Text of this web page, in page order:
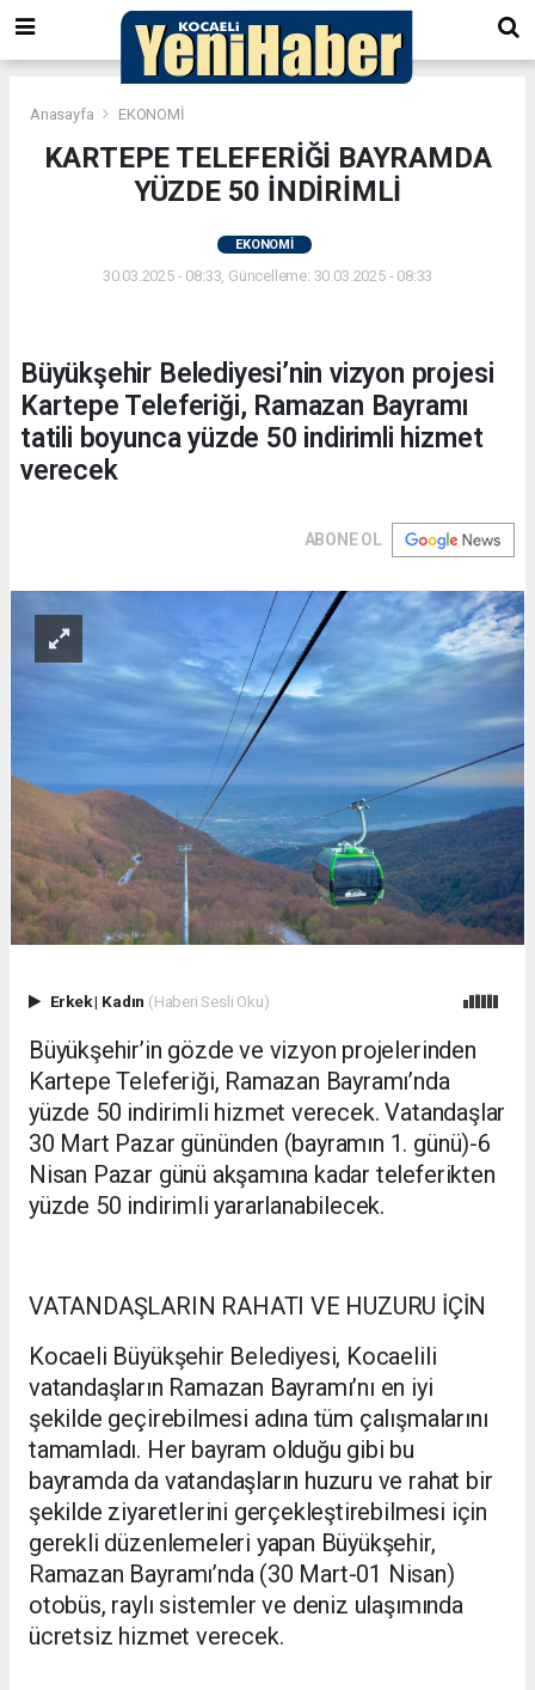
Anasayfa EKONOMİ
KARTEPE TELEFERİĞİ BAYRAMDA
YÜZDE 50 İNDİRİMLİ
EKONOMİ
30.03.2025 - 08:33, Güncelleme: 30.03.2025 - 08:33
Büyükşehir Belediyesi’nin vizyon projesi
Kartepe Teleferiği, Ramazan Bayramı
tatili boyunca yüzde 50 indirimli hizmet
verecek
ABONE OL
Erkek| Kadın (Haberi Sesli Oku)
Büyükşehir’in gözde ve vizyon projelerinden
Kartepe Teleferiği, Ramazan Bayramı’nda
yüzde 50 indirimli hizmet verecek. Vatandaşlar
30 Mart Pazar gününden (bayramın 1. günü)-6
Nisan Pazar günü akşamına kadar teleferikten
yüzde 50 indirimli yararlanabilecek.
VATANDAŞLARIN RAHATI VE HUZURU İÇİN
Kocaeli Büyükşehir Belediyesi, Kocaelili
vatandaşların Ramazan Bayramı’nı en iyi
şekilde geçirebilmesi adına tüm çalışmalarını
tamamladı. Her bayram olduğu gibi bu
bayramda da vatandaşların huzuru ve rahat bir
şekilde ziyaretlerini gerçekleştirebilmesi için
gerekli düzenlemeleri yapan Büyükşehir,
Ramazan Bayramı’nda (30 Mart-01 Nisan)
otobüs, raylı sistemler ve deniz ulaşımında
ücretsiz hizmet verecek.